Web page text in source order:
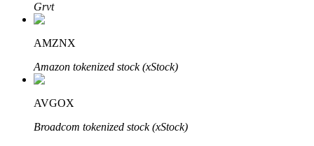
Afiliasi Bitrue
Hingga 65% Komisi!
Grvt
AMZNX
Amazon tokenized stock (xStock)
AVGOX
Broadcom tokenized stock (xStock)